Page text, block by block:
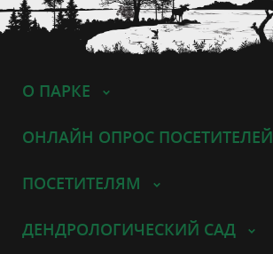
О ПАРКЕ
ОНЛАЙН ОПРОС ПОСЕТИТЕЛЕЙ
ПОСЕТИТЕЛЯМ
ДЕНДРОЛОГИЧЕСКИЙ САД